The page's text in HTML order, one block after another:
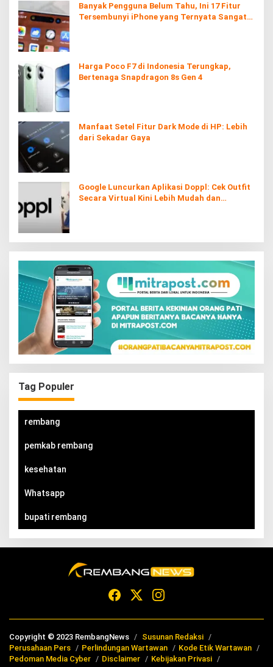
Banyak Pengguna Belum Tahu, Ini 17 Fitur
Tersembunyi iPhone yang Ternyata Sangat
Harga Poco F7 di Indonesia Terungkap,
Bertenaga Snapdragon 8s Gen 4
Manfaat Setel Fitur Dark Mode di HP: Lebih
dari Sekadar Gaya
Google Luncurkan Aplikasi Doppl: Cek Outfit
Secara Virtual Kini Lebih Mudah dan
Tag Populer
rembang
pemkab rembang
kesehatan
Whatsapp
bupati rembang
Copyright © 2023 RembangNews
Susunan Redaksi
Perusahaan Pers
Perlindungan Wartawan
Kode Etik Wartawan
Pedoman Media Cyber
Disclaimer
Kebijakan Privasi